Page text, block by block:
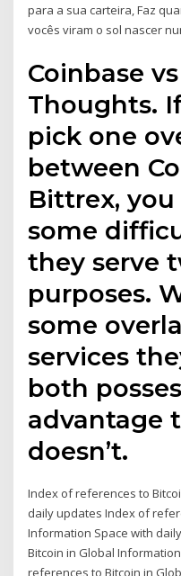
para a sua carteira, Faz
vocês viram o sol nascer
Coinbase
Thoughts.
pick one
between
Bittrex,
some
they serve
purposes.
some
services
both
advantage
doesn’t.
Index of references to
daily updates Index of
Information Space with
Bitcoin in Global